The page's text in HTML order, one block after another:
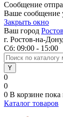
Сообщение
Ваше сообщение
Закрыть окно
Ваш город
г. Ростов-на-
Сб: 09:00 - 15:00
0
0
0 В корзине пока
Каталог товаров